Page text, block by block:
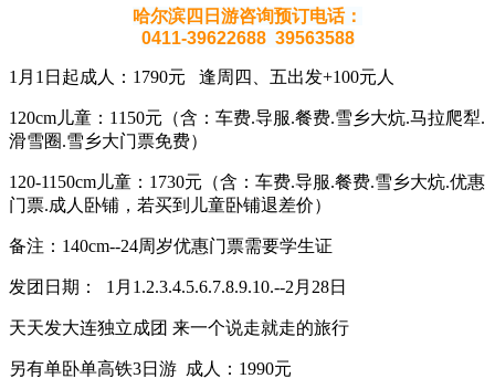
哈尔滨四日游咨询预订电话：
0411-39622688 39563588
1月1日起成人：1790元 逢周四、五出发+100元人
120cm儿童：1150元（含：车费.导服.餐费.雪乡大炕.马拉爬犁.
滑雪圈.雪乡大门票免费）
120-1150cm儿童：1730元（含：车费.导服.餐费.雪乡大炕.优惠
门票.成人卧铺，若买到儿童卧铺退差价）
备注：140cm--24周岁优惠门票需要学生证
发团日期： 1月1.2.3.4.5.6.7.8.9.10.--2月28日
天天发大连独立成团 来一个说走就走的旅行
另有单卧单高铁3日游 成人：1990元